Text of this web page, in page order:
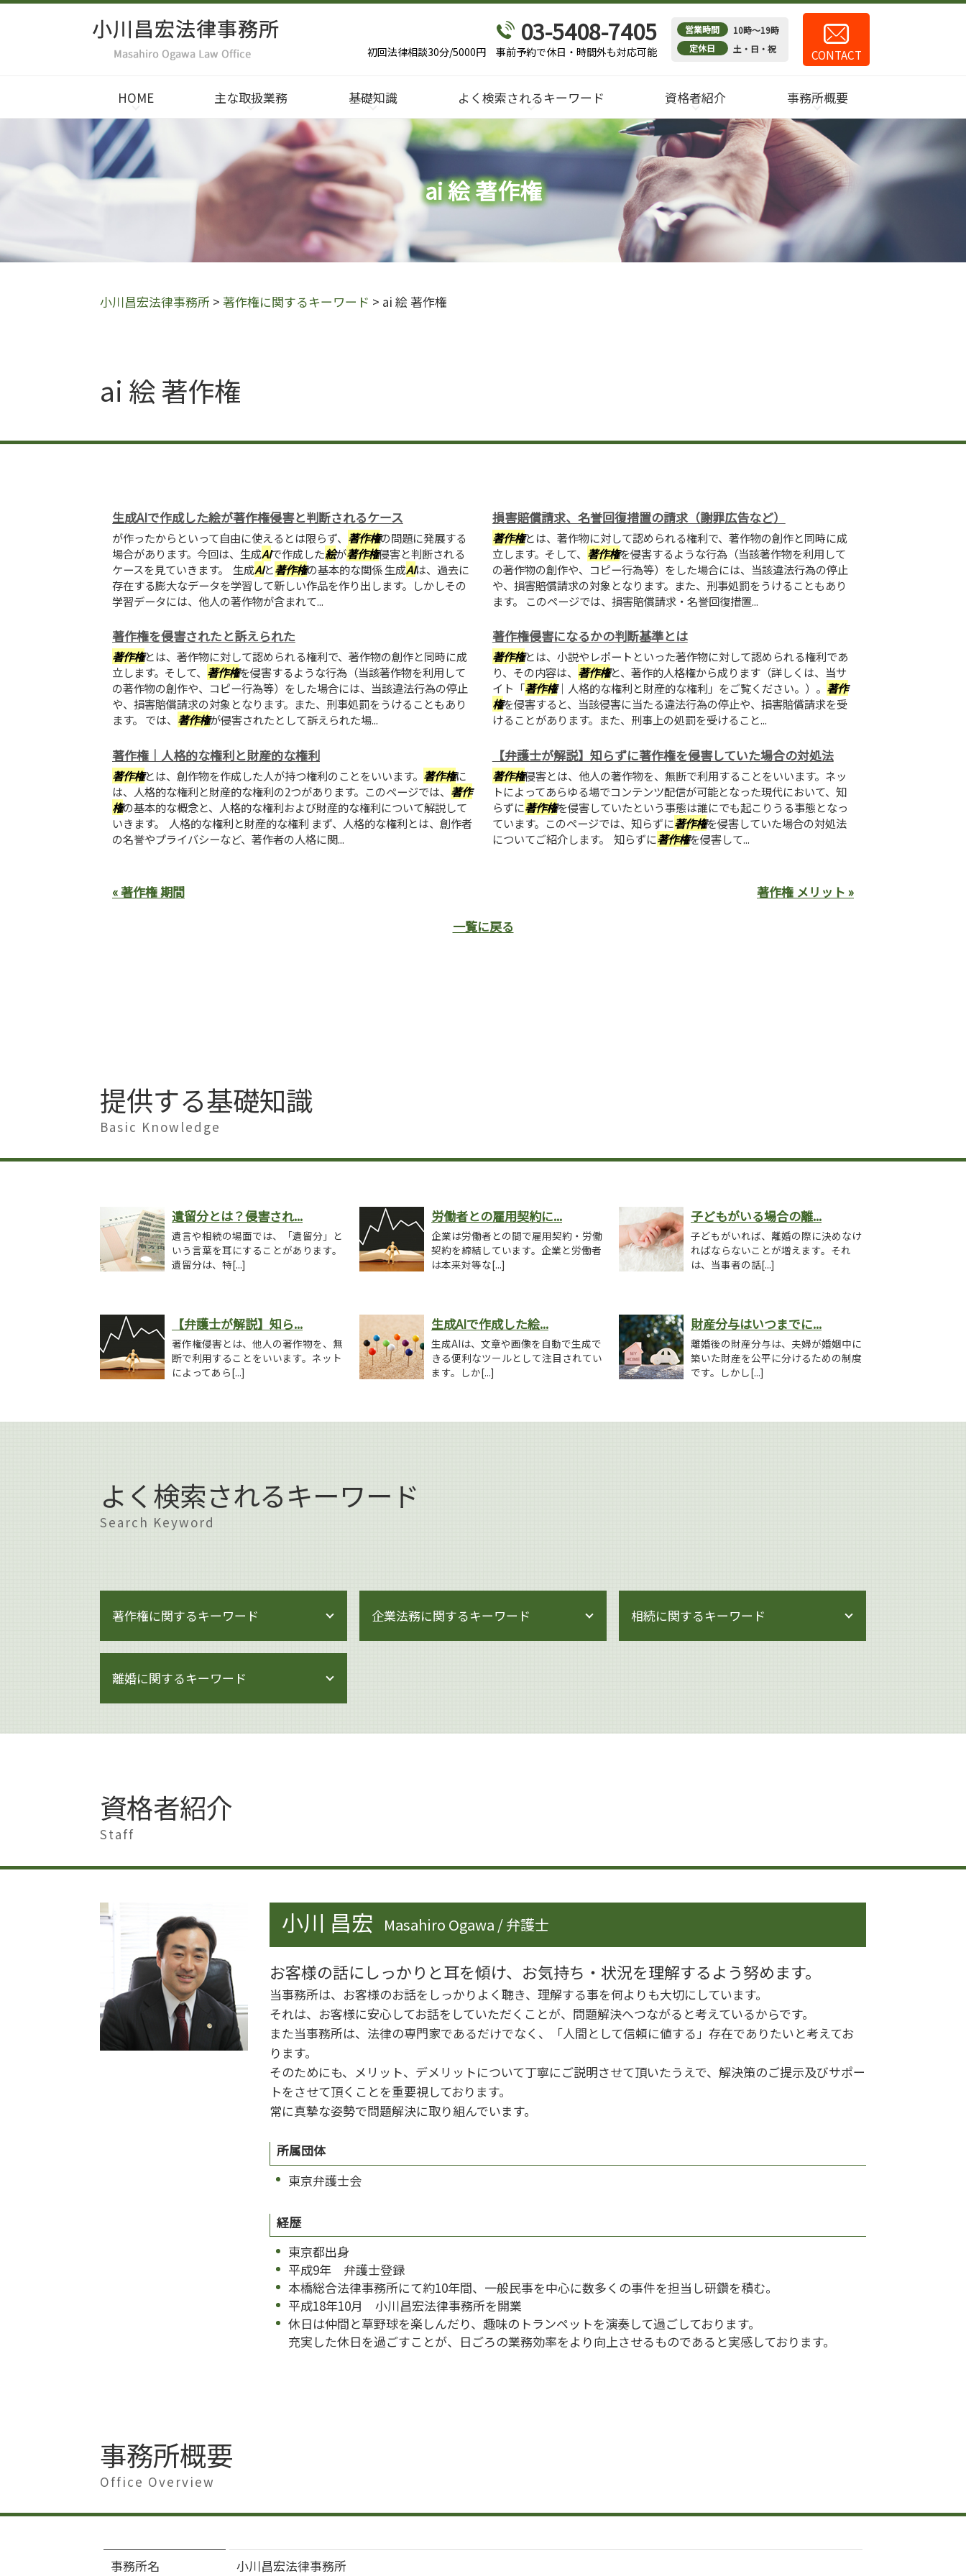
ai 絵 著作権
03-5408-7405
初回法律相談30分/5000円 事前予約で休日・時間外も対応可能
営業時間
10時～19時
定休日
土・日・祝 CONTACT
HOME 主な取扱業務 基礎知識 よく検索されるキーワード 資格者紹介 事務所概要
小川昌宏法律事務所 > 著作権に関するキーワード > ai 絵 著作権
ai 絵 著作権
生成AIで作成した絵が著作権侵害と判断されるケース
が作ったからといって自由に使えるとは限らず、 著作権の問題に発展する
場合があります。今回は、生成AIで作成した絵が著作権侵害と判断される
ケースを見ていきます。 生成AIと著作権の基本的な関係 生成AIは、過去に
存在する膨大なデータを学習して新しい作品を作り出します。しかしその
学習データには、他人の著作物が含まれて...
損害賠償請求、名誉回復措置の請求（謝罪広告など）
著作権とは、著作物に対して認められる権利で、著作物の創作と同時に成
立します。そして、 著作権を侵害するような行為（当該著作物を利用して
の著作物の創作や、コピー行為等）をした場合には、当該違法行為の停止
や、損害賠償請求の対象となります。また、刑事処罰をうけることもあり
ます。 このページでは、損害賠償請求・名誉回復措置...
著作権を侵害されたと訴えられた
著作権とは、著作物に対して認められる権利で、著作物の創作と同時に成
立します。そして、 著作権を侵害するような行為（当該著作物を利用して
の著作物の創作や、コピー行為等）をした場合には、当該違法行為の停止
や、損害賠償請求の対象となります。また、刑事処罰をうけることもあり
ます。 では、 著作権が侵害されたとして訴えられた場...
著作権侵害になるかの判断基準とは
著作権とは、小説やレポートといった著作物に対して認められる権利であ
り、その内容は、 著作権と、著作的人格権から成ります（詳しくは、当サ
イト「著作権｜人格的な権利と財産的な権利」をご覧ください。）。 著作
権を侵害すると、当該侵害に当たる違法行為の停止や、損害賠償請求を受
けることがあります。また、刑事上の処罰を受けること...
著作権｜人格的な権利と財産的な権利
著作権とは、創作物を作成した人が持つ権利のことをいいます。 著作権に
は、人格的な権利と財産的な権利の2つがあります。このページでは、 著作
権の基本的な概念と、人格的な権利および財産的な権利について解説して
いきます。 人格的な権利と財産的な権利 まず、人格的な権利とは、創作者
の名誉やプライバシーなど、著作者の人格に関...
【弁護士が解説】知らずに著作権を侵害していた場合の対処法
著作権侵害とは、他人の著作物を、無断で利用することをいいます。ネッ
トによってあらゆる場でコンテンツ配信が可能となった現代において、知
らずに著作権を侵害していたという事態は誰にでも起こりうる事態となっ
ています。このページでは、知らずに著作権を侵害していた場合の対処法
についてご紹介します。 知らずに著作権を侵害して...
« 著作権 期間
著作権 メリット »
一覧に戻る
提供する基礎知識
Basic Knowledge
遺留分とは？侵害され...
遺言や相続の場面では、「遺留分」と
いう言葉を耳にすることがあります。
遺留分は、特[...]
労働者との雇用契約に...
企業は労働者との間で雇用契約・労働
契約を締結しています。企業と労働者
は本来対等な[...]
子どもがいる場合の離...
子どもがいれば、離婚の際に決めなけ
ればならないことが増えます。それ
は、当事者の話[...]
【弁護士が解説】知ら...
著作権侵害とは、他人の著作物を、無
断で利用することをいいます。ネット
によってあら[...]
生成AIで作成した絵...
生成AIは、文章や画像を自動で生成で
きる便利なツールとして注目されてい
ます。しか[...]
財産分与はいつまでに...
離婚後の財産分与は、夫婦が婚姻中に
築いた財産を公平に分けるための制度
です。しかし[...]
よく検索されるキーワード
Search Keyword
著作権に関するキーワード
著作権 著作物
著作権 訴えられなければ
著作権とは
著作権 著作隣接権 違い
著作権とは 画像
著作権 貸与
著作権 対象
著作権 著作者人格権
著作権侵害にならない
著作権 知的財産権
著作権
企業法務に関するキーワード
企業法務 会社
事業承継 マッチング
企業法務 顧問弁護士
企業法務 労働法
企業法務 関連法令
企業法務 体制
相続に関するキーワード
相続 専門家
相続 手続き
相続 進め方
土地 生前対策
相続 生前
離婚に関するキーワード
離婚したい 男
離婚調停 弁護士
離婚 大田区
離婚 慰謝料 払わない
財産分与 時効
離婚 浮気 慰謝料
離婚 夫から
離婚 会社 手続き
離婚 世田谷区
離婚 円満解決
離婚準備 男
資格者紹介
Staff
小川 昌宏 Masahiro Ogawa / 弁護士
お客様の話にしっかりと耳を傾け、お気持ち・状況を理解するよう努めます。
当事務所は、お客様のお話をしっかりよく聴き、理解する事を何よりも大切にしています。
それは、お客様に安心してお話をしていただくことが、問題解決へつながると考えているからです。
また当事務所は、法律の専門家であるだけでなく、「人間として信頼に値する」存在でありたいと考えてお
ります。
そのためにも、メリット、デメリットについて丁寧にご説明させて頂いたうえで、解決策のご提示及びサポー
トをさせて頂くことを重要視しております。
常に真摯な姿勢で問題解決に取り組んでいます。
所属団体
東京弁護士会
経歴
東京都出身
平成9年 弁護士登録
本橋総合法律事務所にて約10年間、一般民事を中心に数多くの事件を担当し研鑽を積む。
平成18年10月 小川昌宏法律事務所を開業
休日は仲間と草野球を楽しんだり、趣味のトランペットを演奏して過ごしております。
充実した休日を過ごすことが、日ごろの業務効率をより向上させるものであると実感しております。
事務所概要
Office Overview
事務所名 小川昌宏法律事務所